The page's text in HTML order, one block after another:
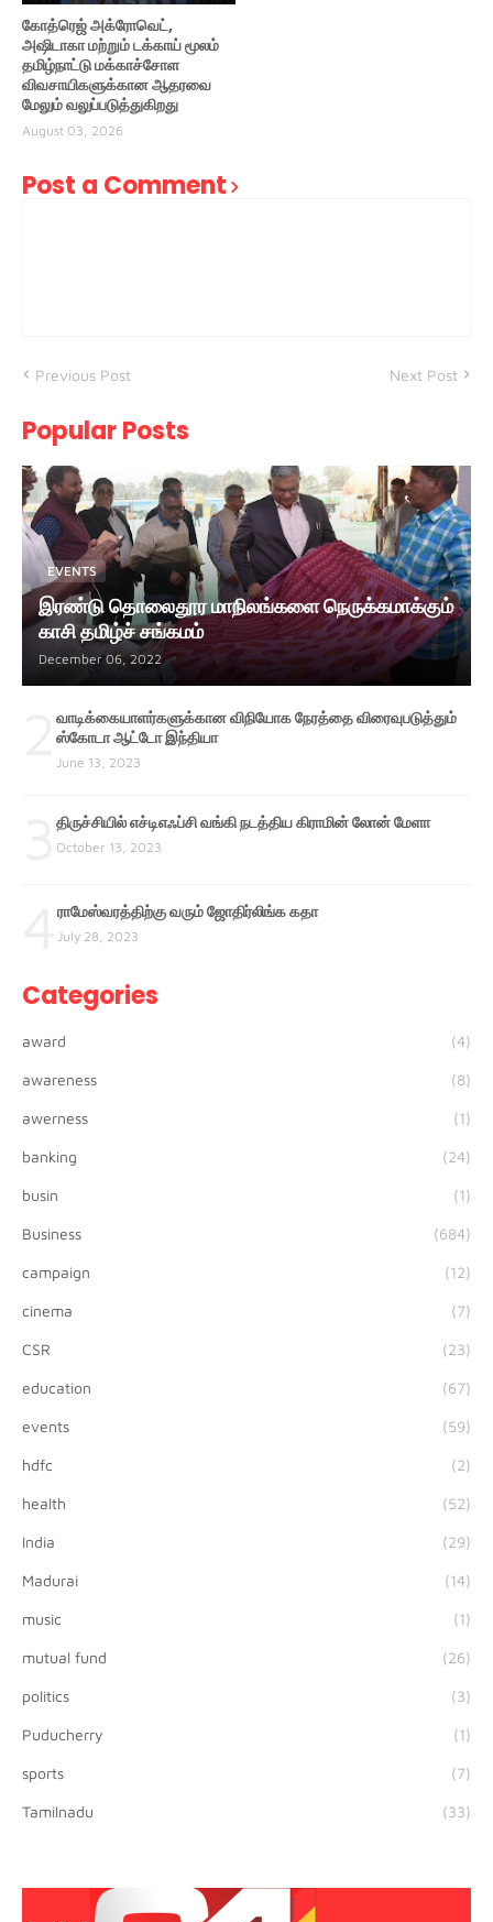
கோத்ரெஜ் அக்ரோவெட்,
அஷிடாகா மற்றும் டக்காய் மூலம்
தமிழ்நாட்டு மக்காச்சோள
விவசாயிகளுக்கான ஆதரவை
மேலும் வலுப்படுத்துகிறது
August 03, 2026
Post a Comment
Previous Post Next Post
Popular Posts
EVENTS
இரண்டு தொலைதூர மாநிலங்களை நெருக்கமாக்கும்
காசி தமிழ்ச் சங்கமம்
December 06, 2022
வாடிக்கையாளர்களுக்கான விநியோக நேரத்தை விரைவுபடுத்தும்
ஸ்கோடா ஆட்டோ இந்தியா
June 13, 2023
திருச்சியில் எச்டிஎஃப்சி வங்கி நடத்திய கிராமின் லோன் மேளா
October 13, 2023
ராமேஸ்வரத்திற்கு வரும் ஜோதிர்லிங்க கதா
July 28, 2023
Categories
award (4)
awareness (8)
awerness (1)
banking (24)
busin (1)
Business (684)
campaign (12)
cinema (7)
CSR (23)
education (67)
events (59)
hdfc (2)
health (52)
India (29)
Madurai (14)
music (1)
mutual fund (26)
politics (3)
Puducherry (1)
sports (7)
Tamilnadu (33)